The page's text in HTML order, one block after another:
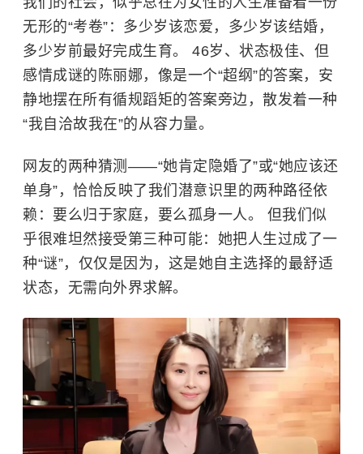
无形的“考卷”：多少岁该恋爱，多少岁该结婚，
多少岁前最好完成生育。 46岁、状态极佳、但
感情成谜的陈丽娜，像是一个“超纲”的答案，安
静地摆在所有循规蹈矩的答案旁边，散发着一种
“我自洽故我在”的从容力量。
网友的两种猜测——“她肯定隐婚了”或“她应该还
单身”，恰恰反映了我们潜意识里的两种路径依
赖：要么归于家庭，要么孤身一人。 但我们似
乎很难坦然接受第三种可能：她把人生过成了一
种“谜”，仅仅是因为，这是她自主选择的最舒适
状态，无需向外界求解。